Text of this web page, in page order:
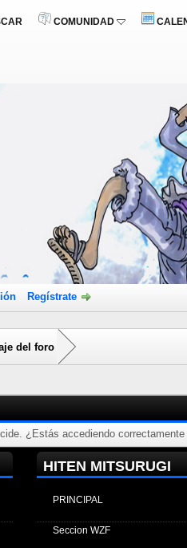
COMUNIDAD
Regístrate
del foro
¿Estás accediendo
HITEN MITSURUGI
PRINCIPAL
Seccion WZF